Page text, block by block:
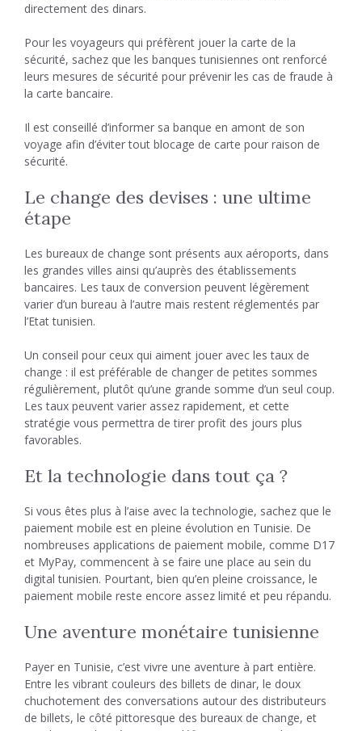
directement des dinars.
Pour les voyageurs qui préfèrent jouer la carte de la
sécurité, sachez que les banques tunisiennes ont renforcé
leurs mesures de sécurité pour prévenir les cas de fraude à
la carte bancaire.
Il est conseillé d’informer sa banque en amont de son
voyage afin d’éviter tout blocage de carte pour raison de
sécurité.
Le change des devises : une ultime
étape
Les bureaux de change sont présents aux aéroports, dans
les grandes villes ainsi qu’auprès des établissements
bancaires. Les taux de conversion peuvent légèrement
varier d’un bureau à l’autre mais restent réglementés par
l’Etat tunisien.
Un conseil pour ceux qui aiment jouer avec les taux de
change : il est préférable de changer de petites sommes
régulièrement, plutôt qu’une grande somme d’un seul coup.
Les taux peuvent varier assez rapidement, et cette
stratégie vous permettra de tirer profit des jours plus
favorables.
Et la technologie dans tout ça ?
Si vous êtes plus à l’aise avec la technologie, sachez que le
paiement mobile est en pleine évolution en Tunisie. De
nombreuses applications de paiement mobile, comme D17
et MyPay, commencent à se faire une place au sein du
digital tunisien. Pourtant, bien qu’en pleine croissance, le
paiement mobile reste encore assez limité et peu répandu.
Une aventure monétaire tunisienne
Payer en Tunisie, c’est vivre une aventure à part entière.
Entre les vibrant couleurs des billets de dinar, le doux
chuchotement des conversations autour des distributeurs
de billets, le côté pittoresque des bureaux de change, et